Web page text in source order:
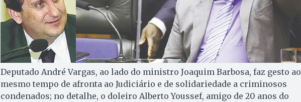
Deputado André Vargas, ao lado do ministro Joaquim Barbosa, faz gesto ao
mesmo tempo de afronta ao Judiciário e de solidariedade a criminosos
condenados; no detalhe, o doleiro Alberto Youssef, amigo de 20 anos do